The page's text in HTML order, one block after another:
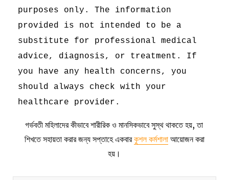
purposes only. The information
provided is not intended to be a
substitute for professional medical
advice, diagnosis, or treatment. If
you have any health concerns, you
should always check with your
healthcare provider.
গর্ভবতী মহিলাদের কীভাবে শারীরিক ও মানসিকভাবে সুস্থ থাকতে হয়, তা
শিখতে সহায়তা করার জন্য সপ্তাহে একবারকুশল কর্মশালাআয়োজন করা
হয়।